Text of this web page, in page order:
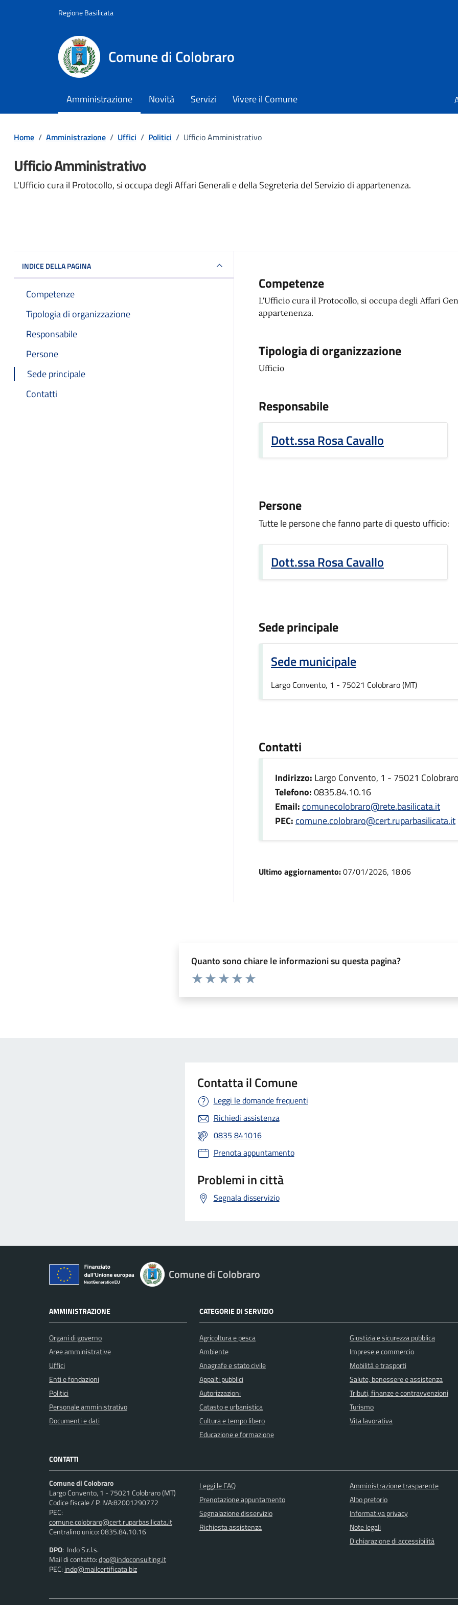
Regione Basilicata
Comune di Colobraro
Amministrazione Novità Servizi Vivere il Comune
Home / Amministrazione / Uffici / Politici / Ufficio Amministrativo
Ufficio Amministrativo
L'Ufficio cura il Protocollo, si occupa degli Affari Generali e della Segreteria del Servizio di appartenenza.
INDICE DELLA PAGINA
Competenze
Tipologia di organizzazione
Responsabile
Persone
Sede principale
Contatti
Competenze
L'Ufficio cura il Protocollo, si occupa degli Affari
appartenenza.
Tipologia di organizzazione
Ufficio
Responsabile
Dott.ssa Rosa Cavallo
Persone
Tutte le persone che fanno parte di questo ufficio:
Dott.ssa Rosa Cavallo
Sede principale
Sede municipale
Largo Convento, 1 - 75021 Colobraro (MT)
Contatti
Indirizzo: Largo Convento, 1 - 75021
Telefono:0835.84.10.16
Email: comunecolobraro@rete.basilicata.it
PEC: comune.colobraro@cert.ruparbasilicata.it
Ultimo aggiornamento:07/01/2026, 18:06
Quanto sono chiare le informazioni su questa pagina?
Contatta il Comune
Leggi le domande frequenti
Richiedi assistenza
0835 841016
Prenota appuntamento
Problemi in città
Segnala disservizio
Comune di Colobraro
AMMINISTRAZIONE
Organi di governo
Aree amministrative
Uffici
Enti e fondazioni
Politici
Personale amministrativo
Documenti e dati
CATEGORIE DI SERVIZIO
Agricoltura e pesca
Ambiente
Anagrafe e stato civile
Appalti pubblici
Autorizzazioni
Catasto e urbanistica
Cultura e tempo libero
Educazione e formazione
Giustizia e sicurezza pubblica
Imprese e commercio
Mobilità e trasporti
Salute, benessere e assistenza
Tributi, finanze e contravvenzioni
Turismo
Vita lavorativa
CONTATTI
Comune di Colobraro
Largo Convento, 1 - 75021 Colobraro (MT)
Codice fiscale / P. IVA:82001290772
PEC:
comune.colobraro@cert.ruparbasilicata.it
Centralino unico: 0835.84.10.16
DPO: Indo S.r.l.s.
Mail di contatto:dpo@indoconsulting.it
PEC: indo@mailcertificata.biz
Leggi le FAQ
Prenotazione appuntamento
Segnalazione disservizio
Richiesta assistenza
Amministrazione trasparente
Albo pretorio
Informativa privacy
Note legali
Dichiarazione di accessibilità